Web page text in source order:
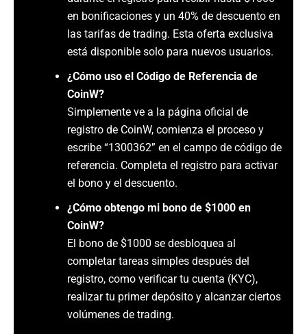
en bonificaciones y un 40% de descuento en
las tarifas de trading. Esta oferta exclusiva
está disponible solo para nuevos usuarios.
¿Cómo uso el Código de Referencia de
CoinW?
Simplemente ve a la página oficial de
registro de CoinW, comienza el proceso y
escribe “1300362” en el campo de código de
referencia. Completa el registro para activar
el bono y el descuento.
¿Cómo obtengo mi bono de $1000 en
CoinW?
El bono de $1000 se desbloquea al
completar tareas simples después del
registro, como verificar tu cuenta (KYC),
realizar tu primer depósito y alcanzar ciertos
volúmenes de trading.